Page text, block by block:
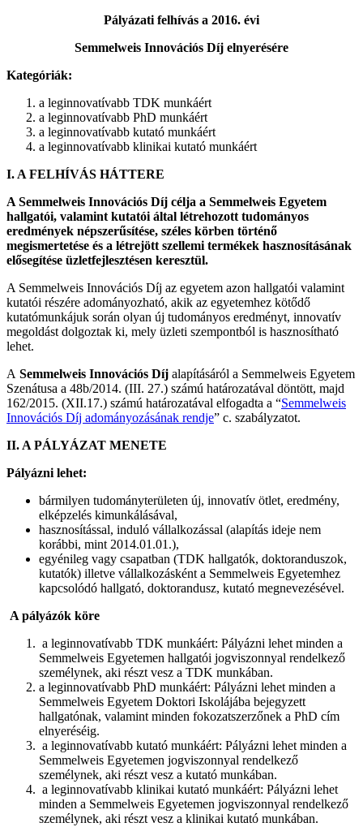
Pályázati felhívás a 2016. évi
Semmelweis Innovációs Díj elnyerésére
Kategóriák:
a leginnovatívabb TDK munkáért
a leginnovatívabb PhD munkáért
a leginnovatívabb kutató munkáért
a leginnovatívabb klinikai kutató munkáért
I. A FELHÍVÁS HÁTTERE
A Semmelweis Innovációs Díj célja a Semmelweis Egyetem
hallgatói, valamint kutatói által létrehozott tudományos
eredmények népszerűsítése, széles körben történő
megismertetése és a létrejött szellemi termékek hasznosításának
elősegítése üzletfejlesztésen keresztül.
A Semmelweis Innovációs Díj az egyetem azon hallgatói valamint
kutatói részére adományozható, akik az egyetemhez kötődő
kutatómunkájuk során olyan új tudományos eredményt, innovatív
megoldást dolgoztak ki, mely üzleti szempontból is hasznosítható
lehet.
A Semmelweis Innovációs Díj alapításáról a Semmelweis Egyetem
Szenátusa a 48b/2014. (III. 27.) számú határozatával döntött, majd
162/2015. (XII.17.) számú határozatával elfogadta a “Semmelweis
Innovációs Díj adományozásának rendje” c. szabályzatot.
II. A PÁLYÁZAT MENETE
Pályázni lehet:
bármilyen tudományterületen új, innovatív ötlet, eredmény,
elképzelés kimunkálásával,
hasznosítással, induló vállalkozással (alapítás ideje nem
korábbi, mint 2014.01.01.),
egyénileg vagy csapatban (TDK hallgatók, doktoranduszok,
kutatók) illetve vállalkozásként a Semmelweis Egyetemhez
kapcsolódó hallgató, doktorandusz, kutató megnevezésével.
A pályázók köre
a leginnovatívabb TDK munkáért: Pályázni lehet minden a
Semmelweis Egyetemen hallgatói jogviszonnyal rendelkező
személynek, aki részt vesz a TDK munkában.
a leginnovatívabb PhD munkáért: Pályázni lehet minden a
Semmelweis Egyetem Doktori Iskolájába bejegyzett
hallgatónak, valamint minden fokozatszerzőnek a PhD cím
elnyeréséig.
a leginnovatívabb kutató munkáért: Pályázni lehet minden a
Semmelweis Egyetemen jogviszonnyal rendelkező
személynek, aki részt vesz a kutató munkában.
a leginnovatívabb klinikai kutató munkáért: Pályázni lehet
minden a Semmelweis Egyetemen jogviszonnyal rendelkező
személynek, aki részt vesz a klinikai kutató munkában.